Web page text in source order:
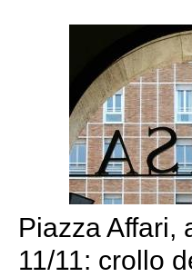
Piazza Affari,
11/11: crollo